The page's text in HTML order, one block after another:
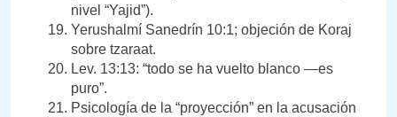
nivel “Yajid”).
Yerushalmí Sanedrín 10:1; objeción de Koraj
sobre tzaraat.
Lev. 13:13: “todo se ha vuelto blanco —es
puro”.
Psicología de la “proyección” en la acusación